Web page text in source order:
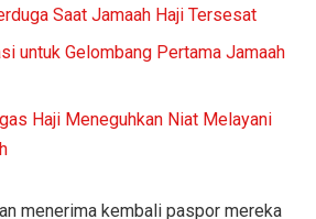
Saat Jamaah Haji Tersesat
untuk Gelombang Pertama Jamaah
Haji Meneguhkan Niat Melayani
menerima kembali paspor mereka